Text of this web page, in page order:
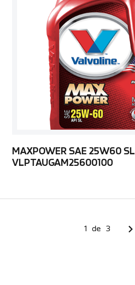
MAXPOWER SAE 25W60 SL
VLPTAUGAM25600100
1 de 3